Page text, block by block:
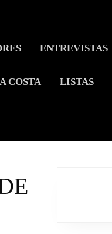
ENTREVISTAS
COSTA LISTAS